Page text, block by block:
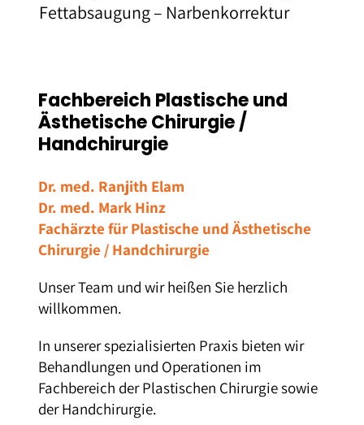
Fettabsaugung – Narben­korrektur
Fachbereich Plastische und
Ästhetische Chirurgie /
Handchirurgie
Dr. med. Ranjith Elam
Dr. med. Mark Hinz
Fachärzte für Plastische und Ästhetische
Chirurgie / Handchirurgie
Unser Team und wir heißen Sie herzlich
willkommen.
In unserer spezialisierten Praxis bieten wir
Behandlungen und Operationen im
Fachbereich der Plastischen Chirurgie sowie
der Handchirurgie.